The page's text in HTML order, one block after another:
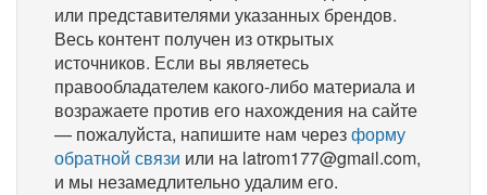
или представителями указанных брендов.
Весь контент получен из открытых
источников. Если вы являетесь
правообладателем какого-либо материала и
возражаете против его нахождения на сайте
— пожалуйста, напишите нам черезформу
обратной связи или на latrom177@gmail.com,
и мы незамедлительно удалим его.